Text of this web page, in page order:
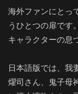
海外ファンにとっ
うひとつの扉です
キャラクターの息
日本語版では、我
燿司さん、鬼子母